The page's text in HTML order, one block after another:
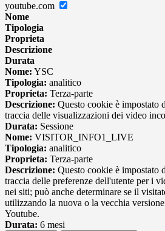
youtube.com
Nome
Tipologia
Proprieta
Descrizione
Durata
Nome: YSC
Tipologia: analitico
Proprieta: Terza-parte
Descrizione: Questo cookie è impostato
traccia delle visualizzazioni dei video
Durata: Sessione
Nome: VISITOR_INFO1_LIVE
Tipologia: analitico
Proprieta: Terza-parte
Descrizione: Questo cookie è impostato
traccia delle preferenze dell'utente per i
nei siti; può anche determinare se il
utilizzando la nuova o la vecchia
Youtube.
Durata: 6 mesi